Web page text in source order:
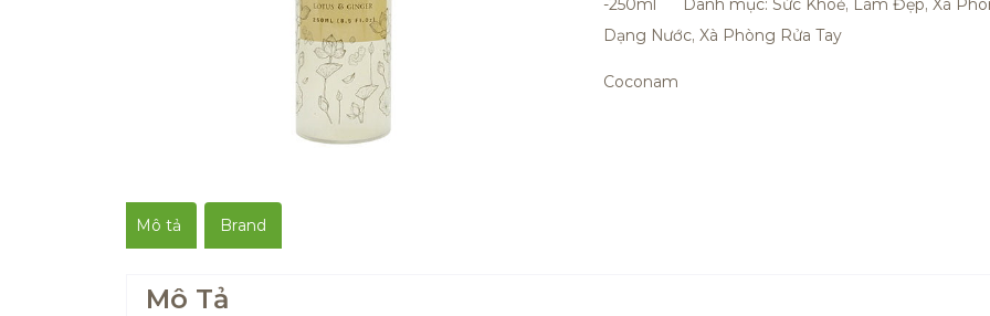
-250ml
Danh mục:Sức Khoẻ, Làm Đẹp,Xà
Dạng Nước,Xà Phòng Rửa Tay
Coconam
Mô tả Brand
Mô Tả